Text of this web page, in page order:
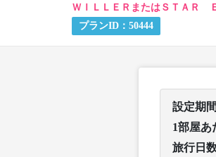
ＷＩＬＬＥＲまたはＳＴＡＲ
プランID： 50444
設定期間
1部屋あ
旅行日